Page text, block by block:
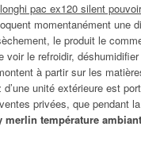
pac ex120 silent
momentanément une
le produit le
voir le refroidir,
à partir sur les
d’une unité extérieure est
privées, que pendant
température